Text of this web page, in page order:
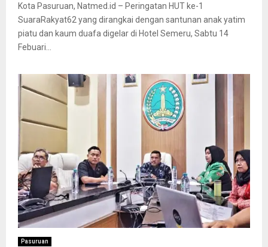
Kota Pasuruan, Natmed.id – Peringatan HUT ke-1
SuaraRakyat62 yang dirangkai dengan santunan anak yatim
piatu dan kaum duafa digelar di Hotel Semeru, Sabtu 14
Febuari...
Pasuruan